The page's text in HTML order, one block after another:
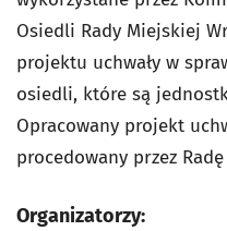
Osiedli Rady Miejskiej
projektu uchwały w
osiedli, które są
Opracowany projekt
procedowany przez
Organizatorzy: